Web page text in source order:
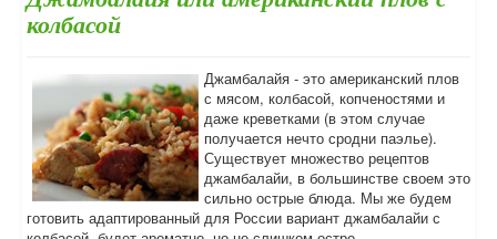
колбасой
Джамбалайя - это американский плов
с мясом, колбасой, копченостями и
даже креветками (в этом случае
получается нечто сродни паэлье).
Существует множество рецептов
джамбалайи, в большинстве своем это
сильно острые блюда. Мы же будем
готовить адаптированный для России вариант джамбалайи с